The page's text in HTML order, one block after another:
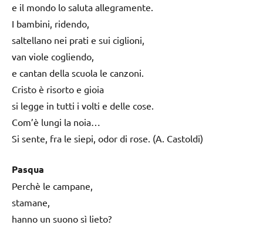
e il mondo lo saluta allegramente.
I bambini, ridendo,
saltellano nei prati e sui ciglioni,
van viole cogliendo,
e cantan della scuola le canzoni.
Cristo è risorto e gioia
si legge in tutti i volti e delle cose.
Com’è lungi la noia…
Si sente, fra le siepi, odor di rose. (A. Castoldi)
Pasqua
Perchè le campane,
stamane,
hanno un suono sì lieto?